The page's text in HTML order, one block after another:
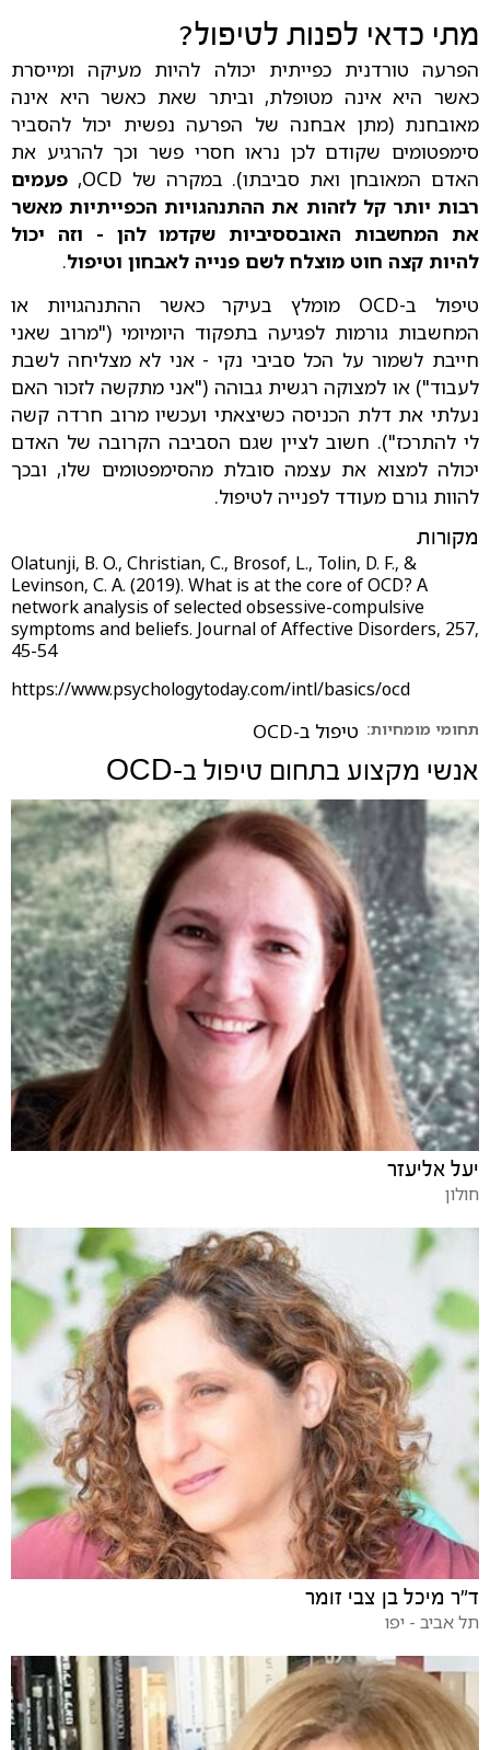
מתי כדאי לפנות לטיפול?
הפרעה טורדנית כפייתית יכולה להיות מעיקה ומייסרת
כאשר היא אינה מטופלת, וביתר שאת כאשר היא אינה
מאובחנת (מתן אבחנה של הפרעה נפשית יכול להסביר
סימפטומים שקודם לכן נראו חסרי פשר וכך להרגיע את
האדם המאובחן ואת סביבתו). במקרה של OCD,
פעמים
רבות יותר קל לזהות את ההתנהגויות הכפייתיות מאשר
את המחשבות האובססיביות שקדמו להן - וזה יכול
להיות קצה חוט מוצלח לשם פנייה לאבחון וטיפול.
טיפול ב-OCD מומלץ בעיקר כאשר ההתנהגויות או
המחשבות גורמות לפגיעה בתפקוד היומיומי ("מרוב שאני
חייבת לשמור על הכל סביבי נקי - אני לא מצליחה לשבת
לעבוד") או למצוקה רגשית גבוהה ("אני מתקשה לזכור האם
נעלתי את דלת הכניסה כשיצאתי ועכשיו מרוב חרדה קשה
לי להתרכז"). חשוב לציין שגם הסביבה הקרובה של האדם
יכולה למצוא את עצמה סובלת מהסימפטומים שלו, ובכך
להוות גורם מעודד לפנייה לטיפול.
מקורות
Olatunji, B. O., Christian, C., Brosof, L., Tolin, D. F., &
Levinson, C. A. (2019). What is at the core of OCD? A
network analysis of selected obsessive-compulsive
symptoms and beliefs. Journal of Affective Disorders, 257,
45-54
https://www.psychologytoday.com/intl/basics/ocd
תחומי מומחיות: טיפול ב-OCD
אנשי מקצוע בתחום טיפול ב-OCD
יעל אליעזר
חולון
ד"ר מיכל בן צבי זומר
תל אביב - יפו